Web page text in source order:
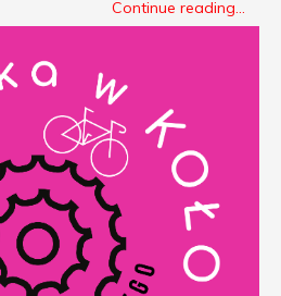
Continue reading...